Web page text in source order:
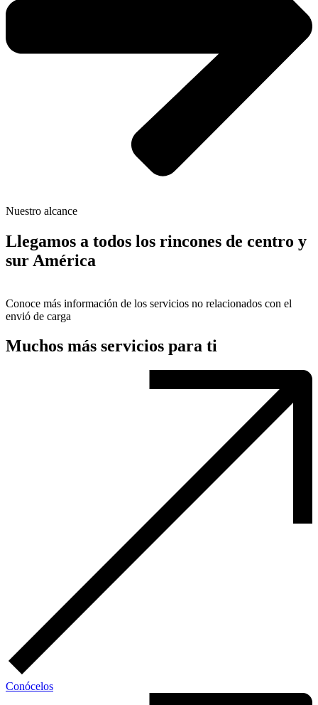
Nuestro alcance
Llegamos a todos los rincones de centro y
sur América
Conoce más información de los servicios no relacionados con el
envió de carga
Muchos más servicios para ti
Conócelos